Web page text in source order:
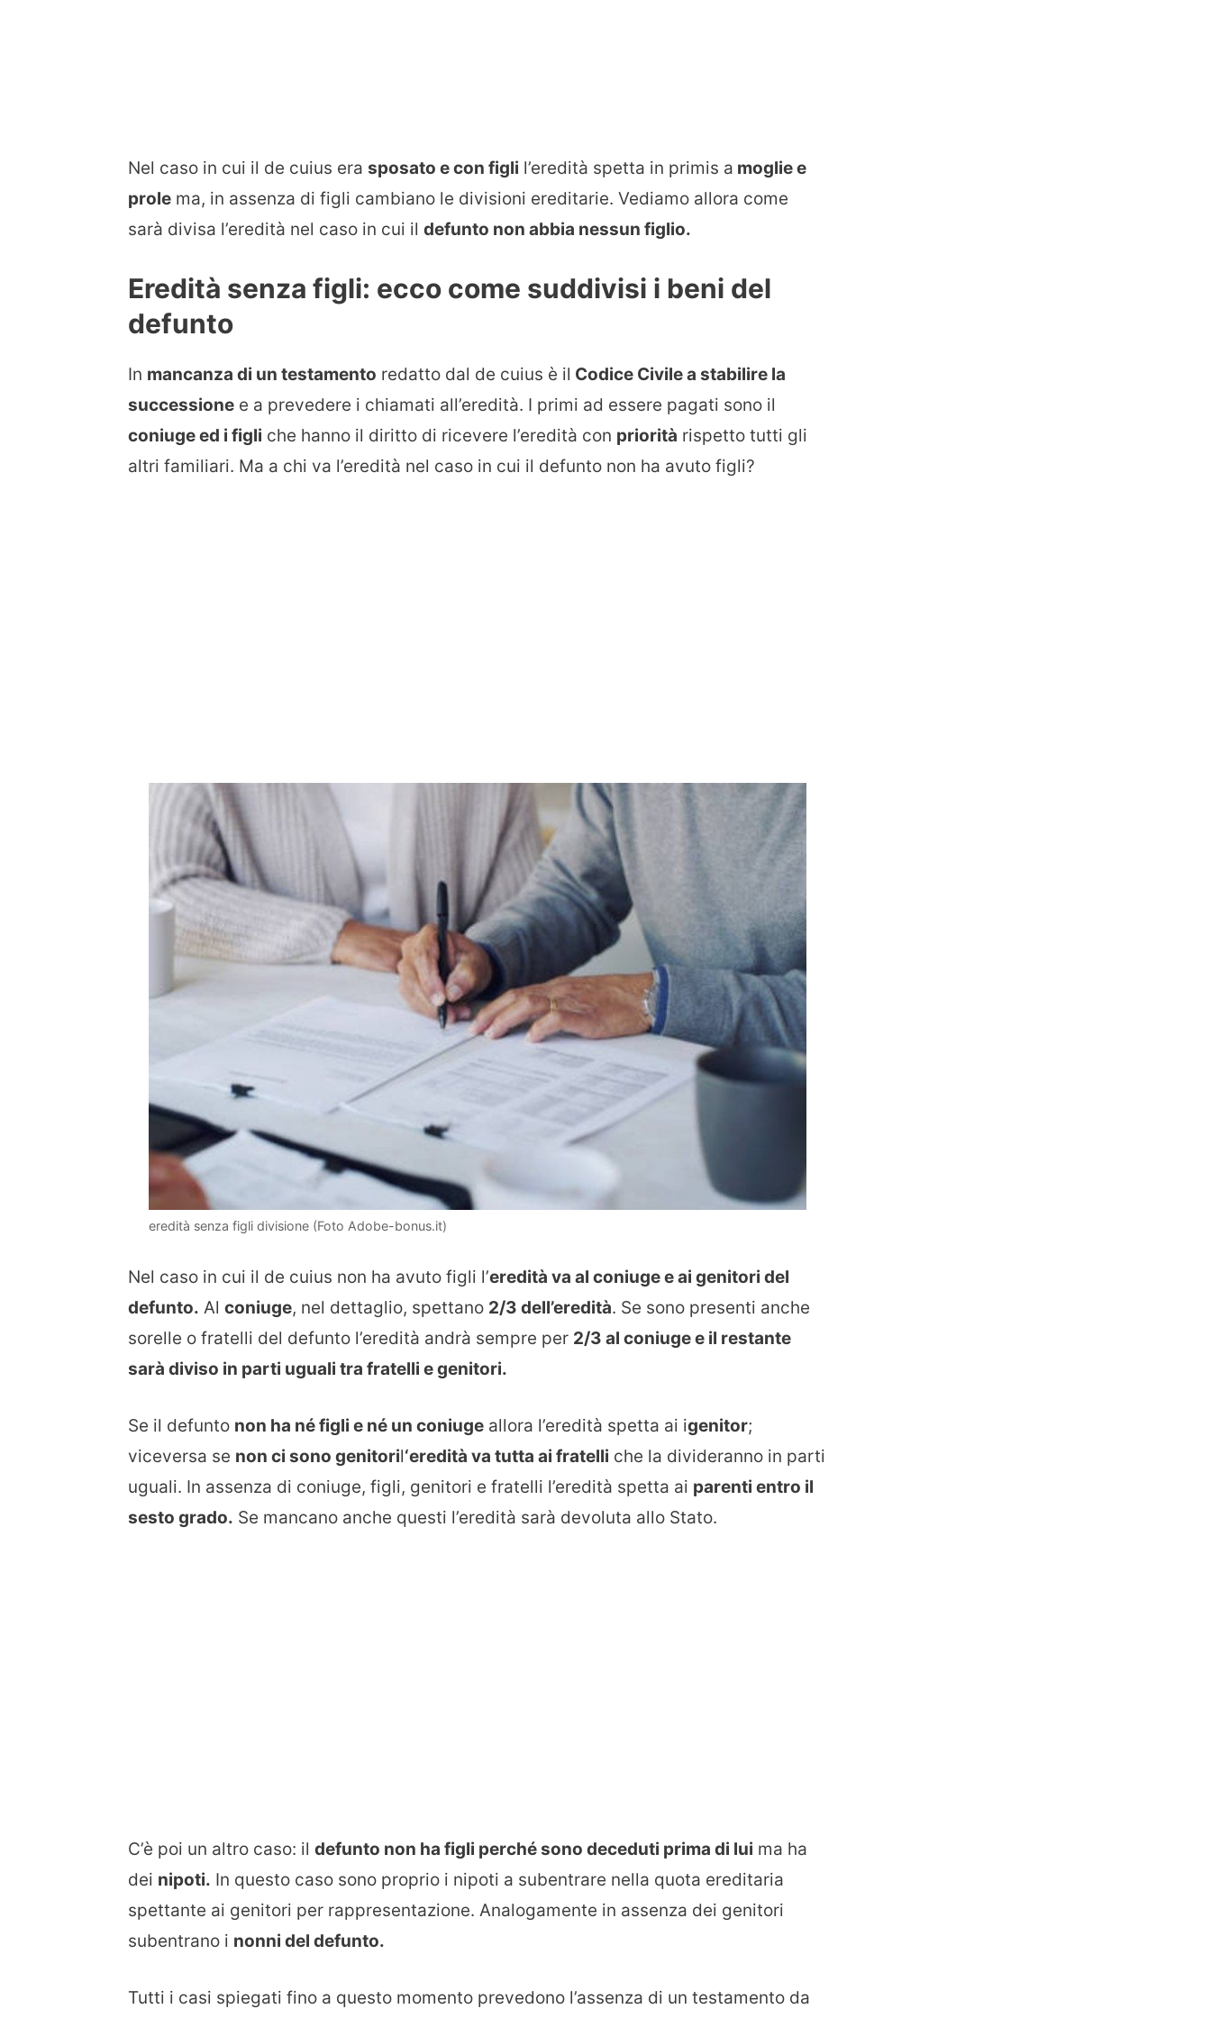
Nel caso in cui il de cuius era sposato e con figli l’eredità spetta in primis a moglie e
prole ma, in assenza di figli cambiano le divisioni ereditarie. Vediamo allora come
sarà divisa l’eredità nel caso in cui il defunto non abbia nessun figlio.
Eredità senza figli: ecco come suddivisi i beni del
defunto
In mancanza di un testamento redatto dal de cuius è il Codice Civile a stabilire la
successione e a prevedere i chiamati all’eredità. I primi ad essere pagati sono il
coniuge ed i figli che hanno il diritto di ricevere l’eredità con priorità rispetto tutti gli
altri familiari. Ma a chi va l’eredità nel caso in cui il defunto non ha avuto figli?
eredità senza figli divisione (Foto Adobe-bonus.it)
Nel caso in cui il de cuius non ha avuto figli l’eredità va al coniuge e ai genitori del
defunto. Al coniuge, nel dettaglio, spettano 2/3 dell’eredità. Se sono presenti anche
sorelle o fratelli del defunto l’eredità andrà sempre per 2/3 al coniuge e il restante
sarà diviso in parti uguali tra fratelli e genitori.
Se il defunto non ha né figli e né un coniuge allora l’eredità spetta ai igenitor;
viceversa se non ci sono genitoril‘eredità va tutta ai fratelli che la divideranno in parti
uguali. In assenza di coniuge, figli, genitori e fratelli l’eredità spetta ai parenti entro il
sesto grado. Se mancano anche questi l’eredità sarà devoluta allo Stato.
C’è poi un altro caso: il defunto non ha figli perché sono deceduti prima di lui ma ha
dei nipoti. In questo caso sono proprio i nipoti a subentrare nella quota ereditaria
spettante ai genitori per rappresentazione. Analogamente in assenza dei genitori
subentrano i nonni del defunto.
Tutti i casi spiegati fino a questo momento prevedono l’assenza di un testamento da